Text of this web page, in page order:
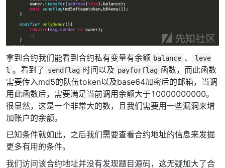
拿到合约我们能看到合约私有变量有余额 balance 、
leve
l 。看到了 sendflag 时间以及 payforflag 函数，而此函数
需要传入md5的队伍token以及base64加密后的邮箱，当调
用此函数后，需要满足当前调用余额大于10000000000。
很显然，这是一个非常大的数，且我们需要用一些漏洞来增
加账户的余额。
已知条件就如此，之后我们需要查看合约地址的信息来发掘
更多有用的条件。
我们访问该合约地址并没有发现题目源码，这无疑加大了合